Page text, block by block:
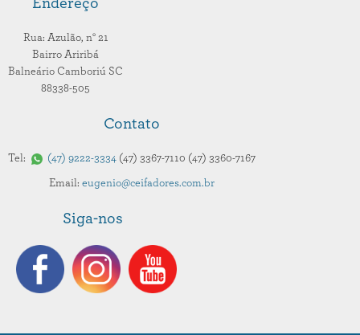
Endereço
Rua: Azulão, n° 21
Bairro Ariribá
Balneário Camboriú SC
88338-505
Contato
Tel: 47 9222-3334 47 3367-7110 47 3360-7167
Email: eugenio@ceifadores.com.br
Siga-nos